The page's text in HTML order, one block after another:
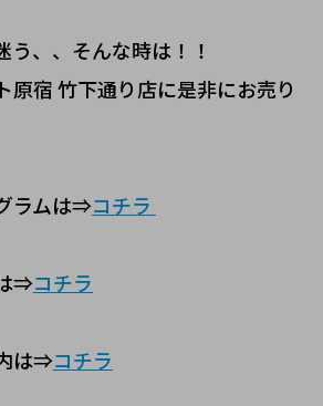
う、、そんな時は！！
原宿 竹下通り店に是非にお売り
ラムは⇒コチラ
⇒コチラ
は⇒コチラ